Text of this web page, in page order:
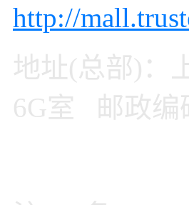
http://
地址(总部)：
6G室 邮政编